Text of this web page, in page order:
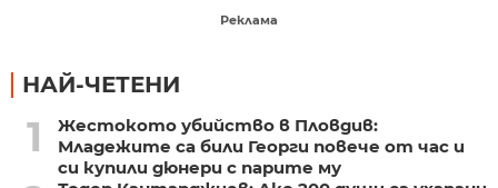
Реклама
НАЙ-ЧЕТЕНИ
1
Жестокото убийство в Пловдив:
Младежите са били Георги повече от час и
си купили дюнери с парите му